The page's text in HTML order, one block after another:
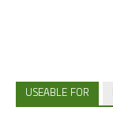
USEABLE FOR